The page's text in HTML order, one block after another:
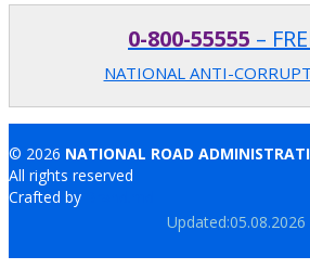
0-800-55555 –
NATIONAL ANTI-
© 2026 NATIONAL ROAD
All rights reserved
Crafted by
Updated:05.08.2026